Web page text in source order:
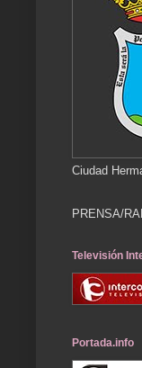
Ciudad
PRENSA/
Televisión
Portada.info